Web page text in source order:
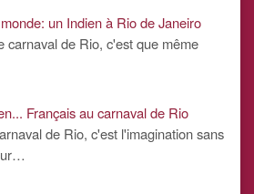
un Indien à Rio de Janeiro
carnaval de Rio, c'est que même
Français au carnaval de Rio
de Rio, c'est l'imagination sans